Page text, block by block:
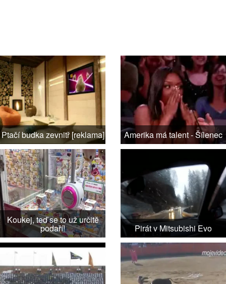
Ptačí budka zevnitř [reklama] Amerika má talent - Šílenec
Koukej, teď se to už určitě
podaří! Pirát v Mitsubishi Evo